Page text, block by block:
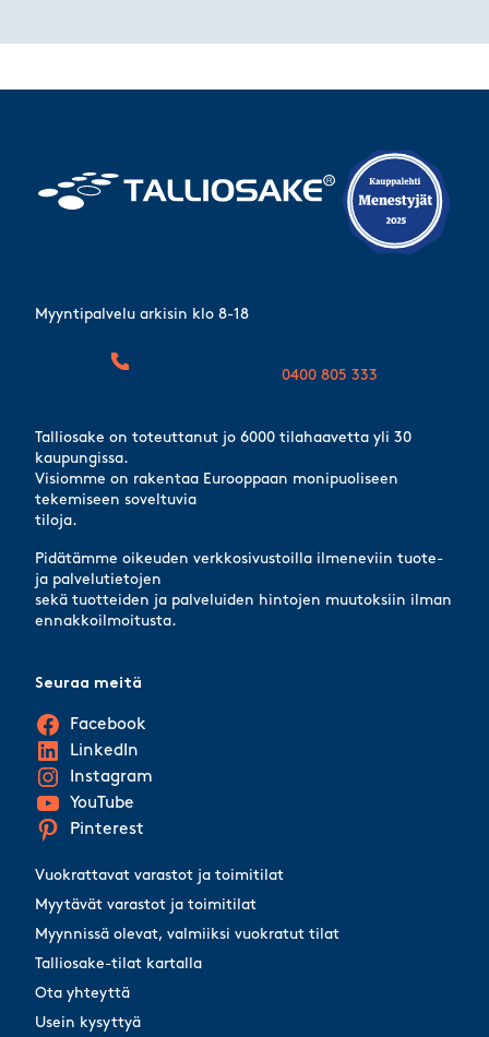
Myyntipalvelu arkisin klo 8-18
0400 805 333
Talliosake on toteuttanut jo 6000 tilahaavetta yli 30
kaupungissa.
Visiomme on rakentaa Eurooppaan monipuoliseen
tekemiseen soveltuvia
tiloja.
Pidätämme oikeuden verkkosivustoilla ilmeneviin tuote-
ja palvelutietojen
sekä tuotteiden ja palveluiden hintojen muutoksiin ilman
ennakkoilmoitusta.
Vuokrattavat varastot ja toimitilat
Myytävät varastot ja toimitilat
Myynnissä olevat, valmiiksi vuokratut tilat
Talliosake-tilat kartalla
Ota yhteyttä
Usein kysyttyä
Seuraa meitä
Facebook
LinkedIn
Instagram
YouTube
Pinterest